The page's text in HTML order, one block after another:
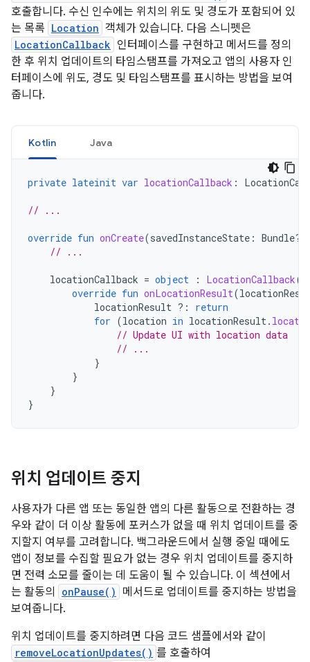
호출합니다. 수신 인수에는 위치의 위도 및 경도가 포함되어 있
는 목록 Location 객체가 있습니다. 다음 스니펫은
LocationCallback 인터페이스를 구현하고 메서드를 정의
한 후 위치 업데이트의 타임스탬프를 가져오고 앱의 사용자 인
터페이스에 위도, 경도 및 타임스탬프를 표시하는 방법을 보여
줍니다.
Kotlin Java
private lateinit var locationCallback :
// ...
override fun onCreate(savedInstanceState : Bundle?)
// ...
locationCallback = object : LocationCallback()
override fun onLocationResult(
locationResult ?:
return
for (location in locationResult.
// Update UI with location data
// ...
}
}
}
}
위치 업데이트 중지
사용자가 다른 앱 또는 동일한 앱의 다른 활동으로 전환하는 경
우와 같이 더 이상 활동에 포커스가 없을 때 위치 업데이트를 중
지할지 여부를 고려합니다. 백그라운드에서 실행 중일 때에도
앱이 정보를 수집할 필요가 없는 경우 위치 업데이트를 중지하
면 전력 소모를 줄이는 데 도움이 될 수 있습니다. 이 섹션에서
는 활동의
onPause()
메서드로 업데이트를 중지하는 방법을
보여줍니다.
위치 업데이트를 중지하려면 다음 코드 샘플에서와 같이
removeLocationUpdates() 를 호출하여